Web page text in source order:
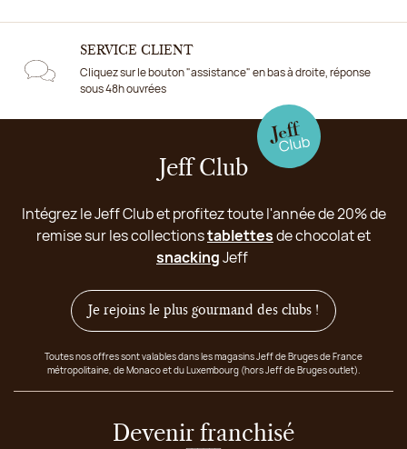
SERVICE CLIENT
Cliquez sur le bouton "assistance" en bas à droite, réponse
sous 48h ouvrées
Jeff Club
Intégrez le Jeff Club et profitez toute l'année de 20% de
remise sur les collectionstablettesde chocolat et
snackingJeff
Je rejoins le plus gourmand des clubs !
Toutes nos offres sont valables dans les magasins Jeff de Bruges de France
métropolitaine, de Monaco et du Luxembourg (hors Jeff de Bruges outlet).
Devenir franchisé